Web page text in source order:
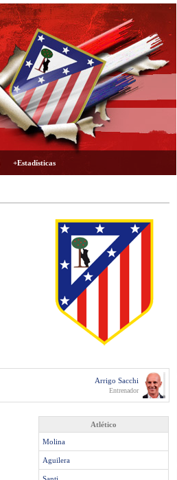
+Estadísticas
Arrigo Sacchi
Entrenador
Atlético
Molina
Aguilera